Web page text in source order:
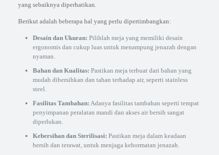
yang sebaiknya diperhatikan.
Berikut adalah beberapa hal yang perlu dipertimbangkan:
Desain dan Ukuran: Pilihlah meja yang memiliki desain
ergonomis dan cukup luas untuk menampung jenazah dengan
nyaman.
Bahan dan Kualitas: Pastikan meja terbuat dari bahan yang
mudah dibersihkan dan tahan terhadap air, seperti stainless
steel.
Fasilitas Tambahan: Adanya fasilitas tambahan seperti tempat
penyimpanan peralatan mandi dan akses air bersih sangat
diperlukan.
Kebersihan dan Sterilisasi: Pastikan meja dalam keadaan
bersih dan terawat, untuk menjaga kehormatan jenazah.